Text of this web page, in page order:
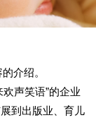
介绍。
声笑语”的企业
到出版业、育儿